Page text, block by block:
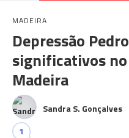
MADEIRA
Depressão
significativos
Madeira
Sandra S. Gonçalves
1